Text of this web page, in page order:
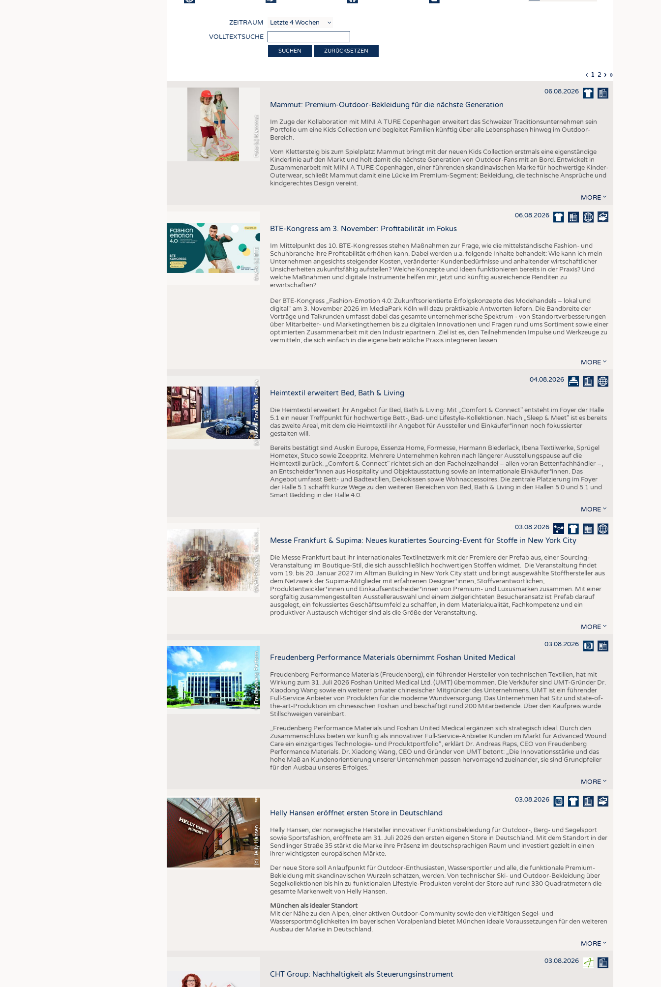
RECYCLING
TECHNISCHE TEXTILIEN
MEDIZIN
HAUS- UND HEIMTEXTILIEN
STELLENMARKT
KRÜGER PERSONAL HEADHUNTING
PRAKTIKA & AUSBILDUNGEN
AUSSCHREIBUNGEN
DTV AUSSCHREIBUNGSDIENST
TERMINE
BRANCHENTERMINE
ZEITRAUM
VOLLTEXTSUCHE
ZURÜCKSETZEN
Seitennummerierung
Vorherige
Seite
‹ Aktuelle
Seite
1 Seite
2 Nächste
Seite
› Letzte
Seite
»
Foto (c) Mammut
06.08.2026
Mammut: Premium-Outdoor-Bekleidung für die nächste Generation
Im Zuge der Kollaboration mit MINI A TURE Copenhagen erweitert das Schweizer Traditionsunternehmen sein
Portfolio um eine Kids Collection und begleitet Familien künftig über alle Lebensphasen hinweg im Outdoor-
Bereich.
Vom Klettersteig bis zum Spielplatz: Mammut bringt mit der neuen Kids Collection erstmals eine eigenständige
Kinderlinie auf den Markt und holt damit die nächste Generation von Outdoor-Fans mit an Bord. Entwickelt in
Zusammenarbeit mit MINI A TURE Copenhagen, einer führenden skandinavischen Marke für hochwertige Kinder-
Outerwear, schließt Mammut damit eine Lücke im Premium-Segment: Bekleidung, die technische Ansprüche und
kindgerechtes Design vereint.
MORE
Grafik (c) BTE
06.08.2026
BTE-Kongress am 3. November: Profitabilität im Fokus
Im Mittelpunkt des 10. BTE-Kongresses stehen Maßnahmen zur Frage, wie die mittelständische Fashion- und
Schuhbranche ihre Profitabilität erhöhen kann. Dabei werden u.a. folgende Inhalte behandelt: Wie kann ich mein
Unternehmen angesichts steigender Kosten, veränderter Kundenbedürfnisse und anhaltender wirtschaftlicher
Unsicherheiten zukunftsfähig aufstellen? Welche Konzepte und Ideen funktionieren bereits in der Praxis? Und
welche Maßnahmen und digitale Instrumente helfen mir, jetzt und künftig ausreichende Renditen zu
erwirtschaften?
Der BTE-Kongress „Fashion-Emotion 4.0: Zukunftsorientierte Erfolgskonzepte des Modehandels – lokal und
digital“ am 3. November 2026 im MediaPark Köln will dazu praktikable Antworten liefern. Die Bandbreite der
Vorträge und Talkrunden umfasst dabei das gesamte unternehmerische Spektrum - von Standortverbesserungen
über Mitarbeiter- und Marketingthemen bis zu digitalen Innovationen und Fragen rund ums Sortiment sowie einer
optimierten Zusammenarbeit mit den Industriepartnern. Ziel ist es, den Teilnehmenden Impulse und Werkzeuge zu
vermitteln, die sich einfach in die eigene betriebliche Praxis integrieren lassen.
MORE
(c) Messe Frankfurt, Sutera 04.08.2026
Heimtextil erweitert Bed, Bath & Living
Die Heimtextil erweitert ihr Angebot für Bed, Bath & Living: Mit „Comfort & Connect" entsteht im Foyer der Halle
5.1 ein neuer Treffpunkt für hochwertige Bett-, Bad- und Lifestyle-Kollektionen. Nach „Sleep & Meet" ist es bereits
das zweite Areal, mit dem die Heimtextil ihr Angebot für Aussteller und Einkäufer*innen noch fokussierter
gestalten will.
Bereits bestätigt sind Auskin Europe, Essenza Home, Formesse, Hermann Biederlack, Ibena Textilwerke, Sprügel
Hometex, Stuco sowie Zoeppritz. Mehrere Unternehmen kehren nach längerer Ausstellungspause auf die
Heimtextil zurück. „Comfort & Connect" richtet sich an den Facheinzelhandel – allen voran Bettenfachhändler –,
an Entscheider*innen aus Hospitality und Objektausstattung sowie an internationale Einkäufer*innen. Das
Angebot umfasst Bett- und Badtextilien, Dekokissen sowie Wohnaccessoires. Die zentrale Platzierung im Foyer
der Halle 5.1 schafft kurze Wege zu den weiteren Bereichen von Bed, Bath & Living in den Hallen 5.0 und 5.1 und
Smart Bedding in der Halle 4.0.
MORE
r
a
f
i
k
P
i
x
a
b
a
y
,
T
h
a
n
h
N
g
u
y
e
n
S
l 03.08.2026
Messe Frankfurt & Supima: Neues kuratiertes Sourcing-Event für Stoffe in New York City
Die Messe Frankfurt baut ihr internationales Textilnetzwerk mit der Premiere der Prefab aus, einer Sourcing-
Veranstaltung im Boutique-Stil, die sich ausschließlich hochwertigen Stoffen widmet. Die Veranstaltung findet
vom 19. bis 20. Januar 2027 im Altman Building in New York City statt und bringt ausgewählte Stoffhersteller aus
dem Netzwerk der Supima-Mitglieder mit erfahrenen Designer*innen, Stoffverantwortlichen,
Produktentwickler*innen und Einkaufsentscheider*innen von Premium- und Luxusmarken zusammen. Mit einer
sorgfältig zusammengestellten Ausstellerauswahl und einem zielgerichteten Besucheransatz ist Prefab darauf
ausgelegt, ein fokussiertes Geschäftsumfeld zu schaffen, in dem Materialqualität, Fachkompetenz und ein
produktiver Austausch wichtiger sind als die Größe der Veranstaltung.
MORE
©
F
r
e
u
d
e
n
b
e
r
g
P
e
r
f
o
r
m
a
n
c
e
M
a
t
e
r
i
a
l
s 03.08.2026
Freudenberg Performance Materials übernimmt Foshan United Medical
Freudenberg Performance Materials (Freudenberg), ein führender Hersteller von technischen Textilien, hat mit
Wirkung zum 31. Juli 2026 Foshan United Medical Ltd. (UMT) übernommen. Die Verkäufer sind UMT-Gründer Dr.
Xiaodong Wang sowie ein weiterer privater chinesischer Mitgründer des Unternehmens. UMT ist ein führender
Full-Service Anbieter von Produkten für die moderne Wundversorgung. Das Unternehmen hat Sitz und state-of-
the-art-Produktion im chinesischen Foshan und beschäftigt rund 200 Mitarbeitende. Über den Kaufpreis wurde
Stillschweigen vereinbart.
„Freudenberg Performance Materials und Foshan United Medical ergänzen sich strategisch ideal. Durch den
Zusammenschluss bieten wir künftig als innovativer Full-Service-Anbieter Kunden im Markt für Advanced Wound
Care ein einzigartiges Technologie- und Produktportfolio“, erklärt Dr. Andreas Raps, CEO von Freudenberg
Performance Materials. Dr. Xiadong Wang, CEO und Gründer von UMT betont: „Die Innovationsstärke und das
hohe Maß an Kundenorientierung unserer Unternehmen passen hervorragend zueinander, sie sind Grundpfeiler
für den Ausbau unseres Erfolges.“
MORE
(c) Helly Hansen
03.08.2026
Helly Hansen eröffnet ersten Store in Deutschland
Helly Hansen, der norwegische Hersteller innovativer Funktionsbekleidung für Outdoor-, Berg- und Segelsport
sowie Sportsfashion, eröffnete am 31. Juli 2026 den ersten eigenen Store in Deutschland. Mit dem Standort in der
Sendlinger Straße 35 stärkt die Marke ihre Präsenz im deutschsprachigen Raum und investiert gezielt in einen
ihrer wichtigsten europäischen Märkte.
Der neue Store soll Anlaufpunkt für Outdoor-Enthusiasten, Wassersportler und alle, die funktionale Premium-
Bekleidung mit skandinavischen Wurzeln schätzen, werden. Von technischer Ski- und Outdoor-Bekleidung über
Segelkollektionen bis hin zu funktionalen Lifestyle-Produkten vereint der Store auf rund 330 Quadratmetern die
gesamte Markenwelt von Helly Hansen.
München als idealer Standort
Mit der Nähe zu den Alpen, einer aktiven Outdoor-Community sowie den vielfältigen Segel- und
Wassersportmöglichkeiten im bayerischen Voralpenland bietet München ideale Voraussetzungen für den weiteren
Ausbau der Marke in Deutschland.
MORE
03.08.2026
CHT Group: Nachhaltigkeit als Steuerungsinstrument